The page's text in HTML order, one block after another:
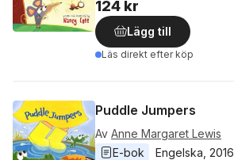
124 kr
Lägg till
Läs direkt efter köp
Puddle Jumpers
Av Anne Margaret Lewis
E-bok
Engelska 2016